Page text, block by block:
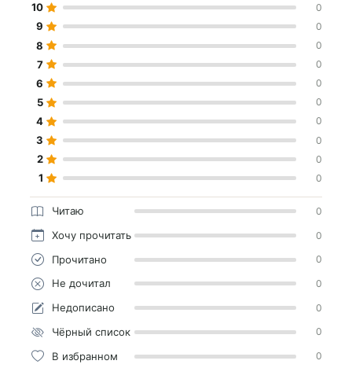
10 0
9 0
8 0
7 0
6 0
5 0
4 0
3 0
2 0
1 0
Читаю 0
Хочу прочитать 0
Прочитано 0
Не дочитал 0
Недописано 0
Чёрный список 0
В избранном 0